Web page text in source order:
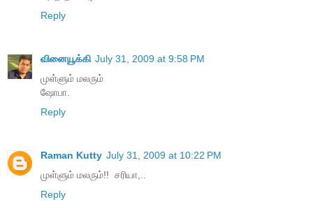
Reply
வினையூக்கி July 31, 2009 at 9:58 PM
முள்ளும் மலரும்
ஷோபா.
Reply
Raman Kutty July 31, 2009 at 10:22 PM
முள்ளும் மலரும்!! ‍‍ சரியா,..
Reply